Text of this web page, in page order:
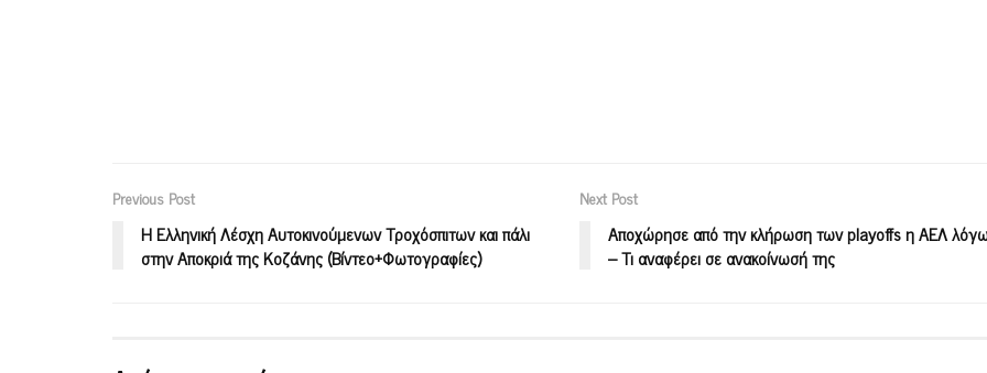
Previous Post
Η Ελληνική Λέσχη Αυτοκινούμενων Τροχόσπιτων και πάλι
στην Αποκριά της Κοζάνης (Βίντεο+Φωτογραφίες)
Next Post
Αποχώρησε από την κλήρωση των playoffs η ΑΕΛ
– Τι αναφέρει σε ανακοίνωσή της